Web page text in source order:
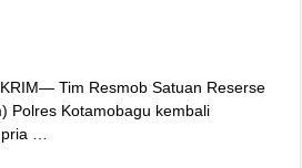
Tim Resmob Satuan Reserse
Polres Kotamobagu kembali
…